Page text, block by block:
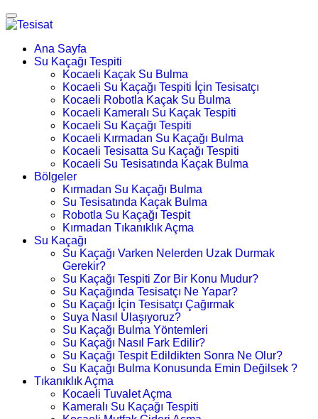
Ana Sayfa
Su Kaçağı Tespiti
Kocaeli Kaçak Su Bulma
Kocaeli Su Kaçağı Tespiti İçin Tesisatçı
Kocaeli Robotla Kaçak Su Bulma
Kocaeli Kameralı Su Kaçak Tespiti
Kocaeli Su Kaçağı Tespiti
Kocaeli Kırmadan Su Kaçağı Bulma
Kocaeli Tesisatta Su Kaçağı Tespiti
Kocaeli Su Tesisatında Kaçak Bulma
Bölgeler
Kırmadan Su Kaçağı Bulma
Su Tesisatında Kaçak Bulma
Robotla Su Kaçağı Tespit
Kırmadan Tıkanıklık Açma
Su Kaçağı
Su Kaçağı Varken Nelerden Uzak Durmak
Gerekir?
Su Kaçağı Tespiti Zor Bir Konu Mudur?
Su Kaçağında Tesisatçı Ne Yapar?
Su Kaçağı İçin Tesisatçı Çağırmak
Suya Nasıl Ulaşıyoruz?
Su Kaçağı Bulma Yöntemleri
Su Kaçağı Nasıl Fark Edilir?
Su Kaçağı Tespit Edildikten Sonra Ne Olur?
Su Kaçağı Bulma Konusunda Emin Değilsek ?
Tıkanıklık Açma
Kocaeli Tuvalet Açma
Kameralı Su Kaçağı Tespiti